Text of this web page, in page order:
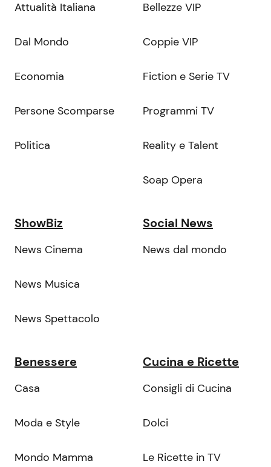
Attualità Italiana
Dal Mondo
Economia
Persone Scomparse
Politica
Bellezze VIP
Coppie VIP
Fiction e Serie TV
Programmi TV
Reality e Talent
Soap Opera
ShowBiz
News Cinema
News Musica
News Spettacolo
Social News
News dal mondo
Benessere
Casa
Moda e Style
Mondo Mamma
Cucina e Ricette
Consigli di Cucina
Dolci
Le Ricette in TV